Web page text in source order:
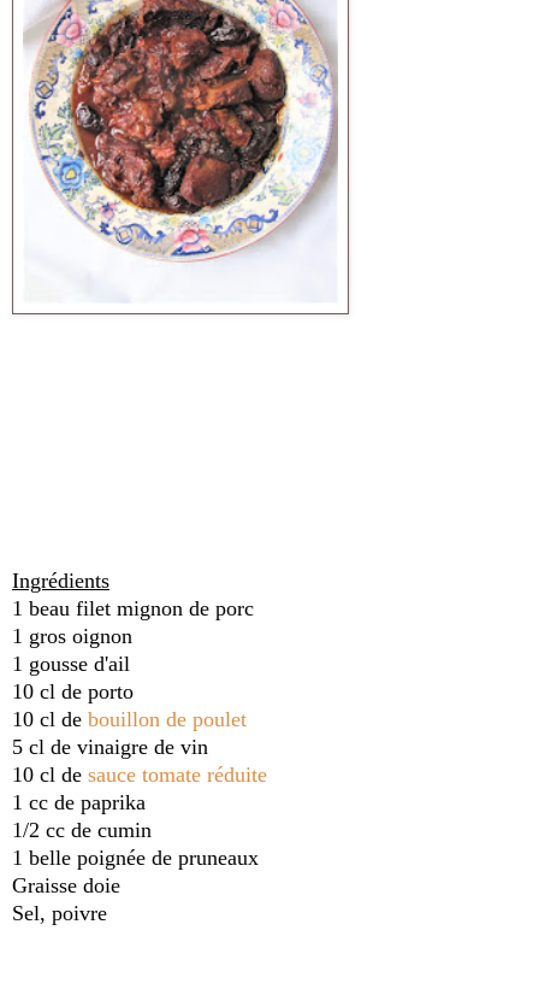
Ingrédients
1 beau filet mignon de porc
1 gros oignon
1 gousse d'ail
10 cl de porto
10 cl de bouillon de poulet
5 cl de vinaigre de vin
10 cl de sauce tomate réduite
1 cc de paprika
1/2 cc de cumin
1 belle poignée de pruneaux
Graisse doie
Sel, poivre